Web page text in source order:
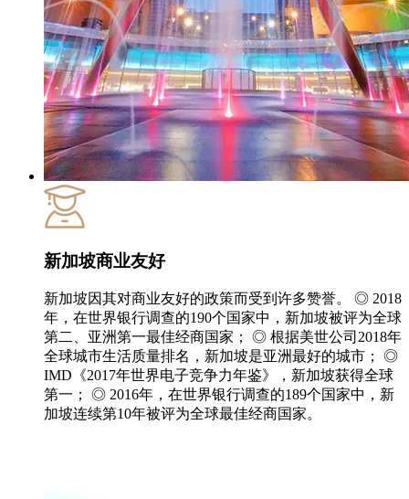
新加坡商业友好
新加坡因其对商业友好的政策而受到许多赞誉。 ◎ 2018
年，在世界银行调查的190个国家中，新加坡被评为全球
第二、亚洲第一最佳经商国家； ◎ 根据美世公司2018年
全球城市生活质量排名，新加坡是亚洲最好的城市； ◎
IMD《2017年世界电子竞争力年鉴》，新加坡获得全球
第一； ◎ 2016年，在世界银行调查的189个国家中，新
加坡连续第10年被评为全球最佳经商国家。